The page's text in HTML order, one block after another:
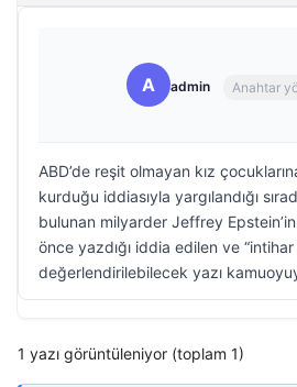
A admin Anahtar
ABD’de reşit olmayan kız
kurduğu iddiasıyla yargılandığı
bulunan milyarder Jeffrey
önce yazdığı iddia edilen ve
değerlendirilebilecek yazı
1 yazı görüntüleniyor (toplam 1)